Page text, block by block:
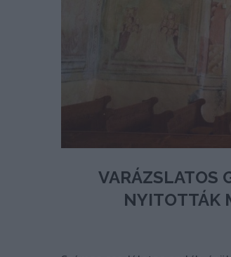
VARÁZSLATOS
NYITOTTÁK